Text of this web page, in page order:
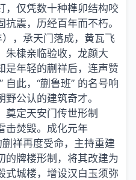
，仅凭数十种榫卯结构咬
震，历经百年而不朽。
，承天门落成，黄瓦飞
朱棣亲临验收，龙颜大
是年轻的蒯祥后，连声赞
自此，“蒯鲁班” 的名号响
公认的建筑奇才。
奠定天安门传世形制
击焚毁。成化元年
祥再度受命，主持重建
的牌楼形制，将其改建为
式城楼，增设汉白玉须弥